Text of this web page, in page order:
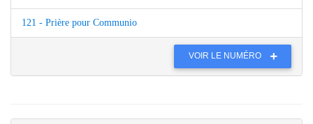
121 - Prière pour Communio
VOIR LE NUMÉRO